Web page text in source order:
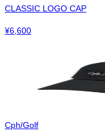
CLASSIC LOGO CAP
¥6,600
Cph/Golf